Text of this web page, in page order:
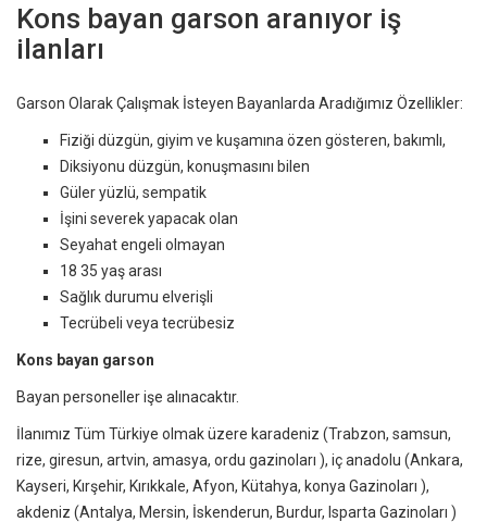
Kons bayan garson aranıyor iş
ilanları
Garson Olarak Çalışmak İsteyen Bayanlarda Aradığımız Özellikler:
Fiziği düzgün, giyim ve kuşamına özen gösteren, bakımlı,
Diksiyonu düzgün, konuşmasını bilen
Güler yüzlü, sempatik
İşini severek yapacak olan
Seyahat engeli olmayan
18 35 yaş arası
Sağlık durumu elverişli
Tecrübeli veya tecrübesiz
Kons bayan garson
Bayan personeller işe alınacaktır.
İlanımız Tüm Türkiye olmak üzere karadeniz (Trabzon, samsun,
rize, giresun, artvin, amasya, ordu gazinoları ), iç anadolu (Ankara,
Kayseri, Kırşehir, Kırıkkale, Afyon, Kütahya, konya Gazinoları ),
akdeniz (Antalya, Mersin, İskenderun, Burdur, Isparta Gazinoları )